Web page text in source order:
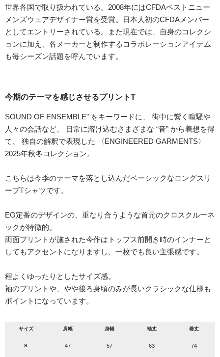
世界各国で取り扱われている。2008年にはCFDAベストニュー
メンズウェアデザイナー賞を受賞。日本人初のCFDAメンバー
としてエントリーされている。また現在では、自身のコレクシ
ョンに加え、各メーカーと制作するコラボレーションアイテム
も毎シーズン話題を呼んでいます。
今期のテーマを感じさせるプリントT
SOUND OF ENSEMBLE” をキーワードに、 街中に響く喧騒や
人々の会話など、 日常に溶け込むさまざまな “音” から着想を得
て、 独自の解釈で表現した 〈ENGINEERED GARMENTS〉
2025年秋冬コレクション。
こちらは今季のテーマを落とし込んだベーシックなロングスリ
ーブTシャツです。
EG定番のデザインの、重なり合うような首元のクロスクルーネ
ックが特徴的。
両面プリントが施された今作はトップス前開き時のインナーと
してもアクセントになりますし、一枚でも良い主張感です。
程よくゆったりとしたサイズ感。
袖のプリントや、やや後ろ身頃のみが長いクラシックな仕様も
ポイントになっています。
サイズ 肩幅 身幅 袖丈 着丈
S 47 57 63 74